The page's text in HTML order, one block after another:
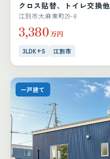
クロス貼替、トイレ交換他
江別市大麻東町29-8
3,380万円
3LDK+S 江別市
一戸建て